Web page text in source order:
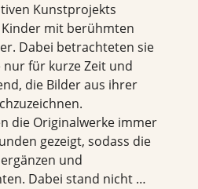
Kunstprojekts
mit berühmten
Dabei betrachteten sie
für kurze Zeit und
die Bilder aus ihrer
die Originalwerke immer
gezeigt, sodass die
und
Dabei stand nicht …